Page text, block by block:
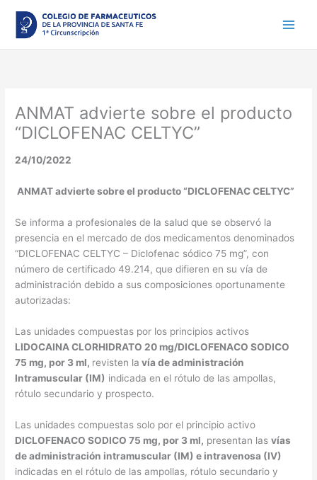
contenido
ANMAT advierte sobre el producto
“DICLOFENAC CELTYC”
24/10/2022
ANMAT advierte sobre el producto “DICLOFENAC CELTYC”
Se informa a profesionales de la salud que se observó la
presencia en el mercado de dos medicamentos denominados
“DICLOFENAC CELTYC – Diclofenac sódico 75 mg”, con
número de certificado 49.214, que difieren en su vía de
administración debido a sus composiciones oportunamente
autorizadas:
Las unidades compuestas por los principios activos
LIDOCAINA CLORHIDRATO 20 mg/DICLOFENACO SODICO
75 mg, por 3 ml, revisten la vía de administración
Intramuscular (IM) indicada en el rótulo de las ampollas,
rótulo secundario y prospecto.
Las unidades compuestas solo por el principio activo
DICLOFENACO SODICO 75 mg, por 3 ml, presentan lasvías
de administración intramuscular (IM) e intravenosa (IV)
indicadas en el rótulo de las ampollas, rótulo secundario y